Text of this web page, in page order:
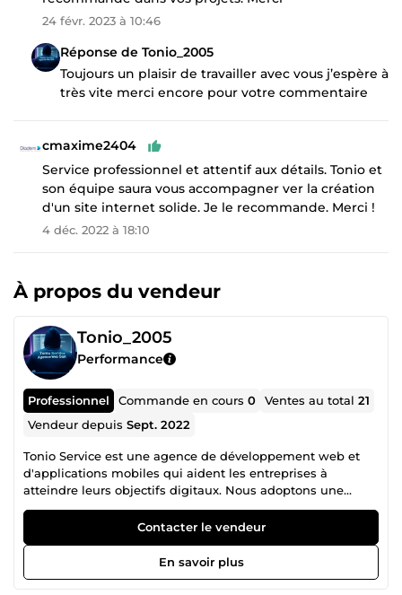
24 févr. 2023 à 10:46
Réponse de Tonio_2005
Toujours un plaisir de travailler avec vous j’espère à
très vite merci encore pour votre commentaire
cmaxime2404
Service professionnel et attentif aux détails. Tonio et
son équipe saura vous accompagner ver la création
d'un site internet solide. Je le recommande. Merci !
4 déc. 2022 à 18:10
À propos du vendeur
Tonio_2005
Performance
Professionnel Commande en cours0 Ventes au total21
Vendeur depuisSept. 2022
Tonio Service est une agence de développement web et
d'applications mobiles qui aident les entreprises à
atteindre leurs objectifs digitaux. Nous adoptons une
approche holistique et centrée sur l'utilisateur en matière
de conception, de développement et de marketing
d'applications Web et mobiles. Notre équipe d'ingénieurs,
de chefs de projet et de spécialistes du marketing
expérimentés travaille ensemble pour créer des
Contacter le vendeur
En savoir plus